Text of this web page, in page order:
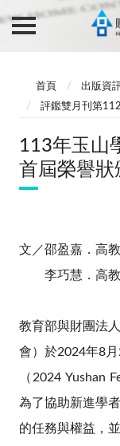
首頁 出版資
評鑑雙月刊第
113年玉山
首屆榮譽狀
文／邵盈嘉．高
李巧慧．高教
教育部與財團法
會）於2024年8
（2024 Yushan
為了協助新進學
的任務與權益，